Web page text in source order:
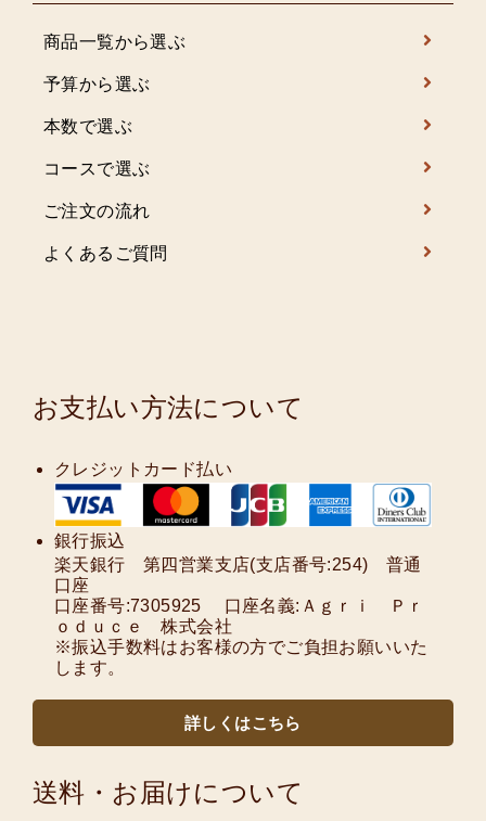
商品一覧から選ぶ
予算から選ぶ
本数で選ぶ
コースで選ぶ
ご注文の流れ
よくあるご質問
お支払い方法について
クレジットカード払い
銀行振込
楽天銀行 第四営業支店(支店番号:254) 普通
口座
口座番号:7305925 口座名義:Ａｇｒｉ Ｐｒ
ｏｄｕｃｅ 株式会社
※振込手数料はお客様の方でご負担お願いいた
します。
詳しくはこちら
送料・お届けについて